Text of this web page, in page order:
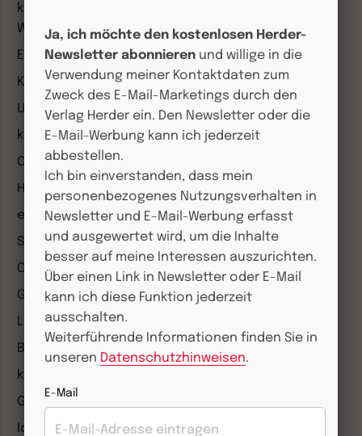
kindergarten heute Fachmagazin, Leitungsheft &
Wenn Eltern Rat suchen
Entdeckungskiste
Kleinstkinder in Kita und Tagespflege
Unser Ganztag
kizz Elternwelt
CHRIST IN DER GEGENWART
Herder Korrespondenz
einfach leben
Stimmen der Zeit
COMMUNIO
Gemeinsam Glauben
Lebensspuren
Bibel lesen
kunst und kirche
Gottesdienst
Ideenwerkstatt Gottesdienste
Ja, ich möchte den kostenlosen Herder-
Newsletter abonnieren und willige in die
Verwendung meiner Kontaktdaten zum
Zweck des E-Mail-Marketings durch den
Verlag Herder ein. Den Newsletter oder die
E-Mail-Werbung kann ich jederzeit
abbestellen.
Ich bin einverstanden, dass mein
personenbezogenes Nutzungsverhalten in
Newsletter und E-Mail-Werbung erfasst
und ausgewertet wird, um die Inhalte
besser auf meine Interessen auszurichten.
Über einen Link in Newsletter oder E-Mail
kann ich diese Funktion jederzeit
ausschalten.
Weiterführende Informationen finden Sie in
unseren Datenschutzhinweisen.
E-Mail